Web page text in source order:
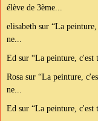
élève de 3ème...
elisabeth sur “La
ne...
Ed sur “La peinture, c'est
Rosa sur “La peinture,
ne...
Ed sur “La peinture, c'est